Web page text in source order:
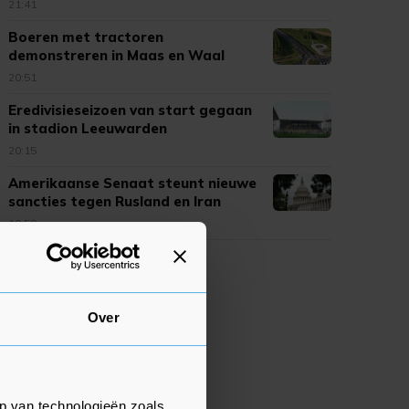
Over
van technologieën zoals
21:41
Boeren met tractoren
demonstreren in Maas en Waal
20:51
Eredivisieseizoen van start gegaan
in stadion Leeuwarden
20:15
Amerikaanse Senaat steunt nieuwe
sancties tegen Rusland en Iran
19:59